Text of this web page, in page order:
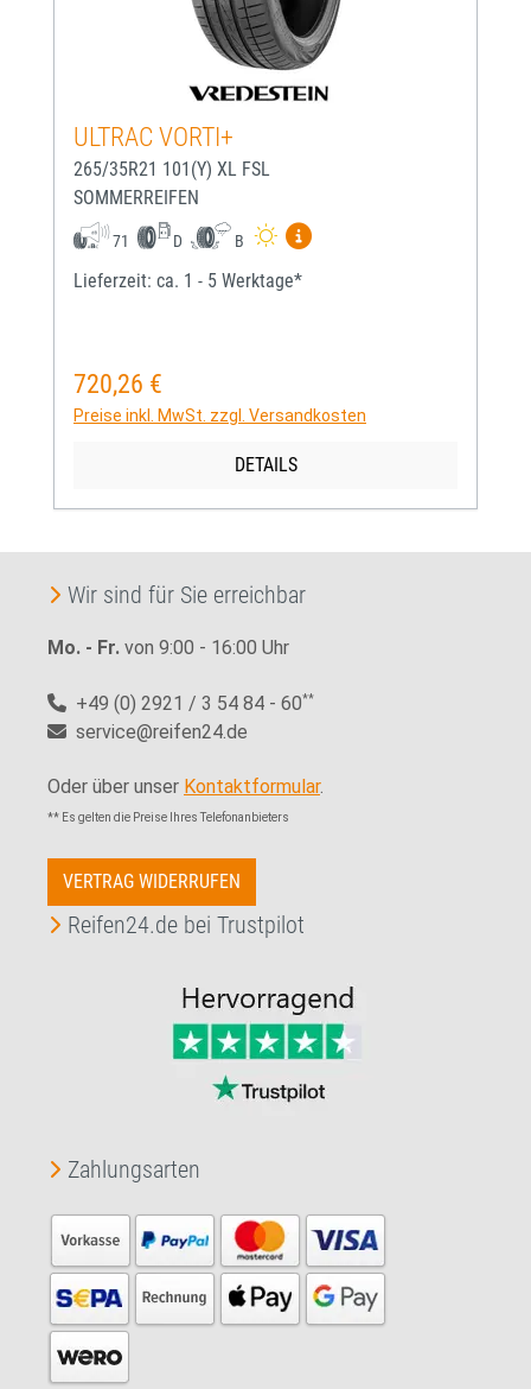
ULTRAC VORTI+
265/35R21 101(Y) XL FSL
SOMMERREIFEN
71 D B
Mehr Informationen zum
Lieferzeit: ca. 1 - 5 Werktage*
Regulärer Preis:
720,26 €
Preise inkl. MwSt. zzgl. Versandkosten
DETAILS
Wir sind für Sie erreichbar
Mo. - Fr. von 9:00 - 16:00 Uhr
+49 (0) 2921 / 3 54 84 - 60**
service@reifen24.de
Oder über unser Kontaktformular.
** Es gelten die Preise Ihres Telefonanbieters
VERTRAG WIDERRUFEN
Reifen24.de bei Trustpilot
Zahlungsarten